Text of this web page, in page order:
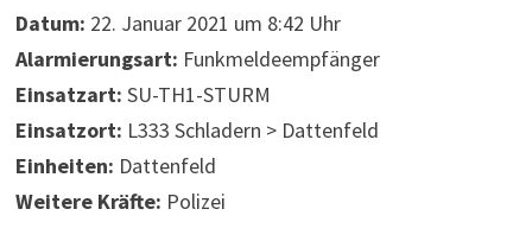
Datum: 22. Januar 2021 um 8:42 Uhr
Alarmierungsart: Funkmeldeempfänger
Einsatzart: SU-TH1-STURM
Einsatzort: L333 Schladern > Dattenfeld
Einheiten: Dattenfeld
Weitere Kräfte: Polizei